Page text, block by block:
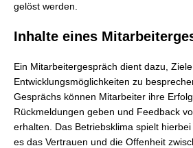
gelöst werden.
Inhalte eines
Ein Mitarbeitergespräch dient dazu,
Entwicklungsmöglichkeiten zu
Gesprächs können Mitarbeiter ihre
Rückmeldungen geben und Feedback
erhalten. Das Betriebsklima spielt
es das Vertrauen und die Offenheit